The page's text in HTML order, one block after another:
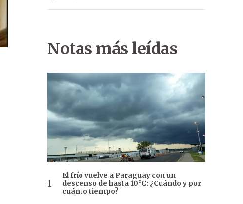
Notas más leídas
El frío vuelve a Paraguay con un
descenso de hasta 10°C: ¿Cuándo y por
cuánto tiempo?